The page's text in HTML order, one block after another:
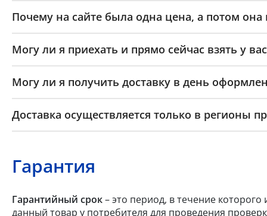
Почему на сайте была одна цена, а потом она
Могу ли я приехать и прямо сейчас взять у
Могу ли я получить доставку в день
Доставка осуществляется только в регионы
Гарантия
Гарантийный срок– это период, в течение которого
данный товар у потребителя для проведения